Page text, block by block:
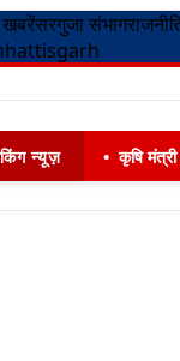
खबरेंसरगुजा संभाग
न्यूज़ • कृषि